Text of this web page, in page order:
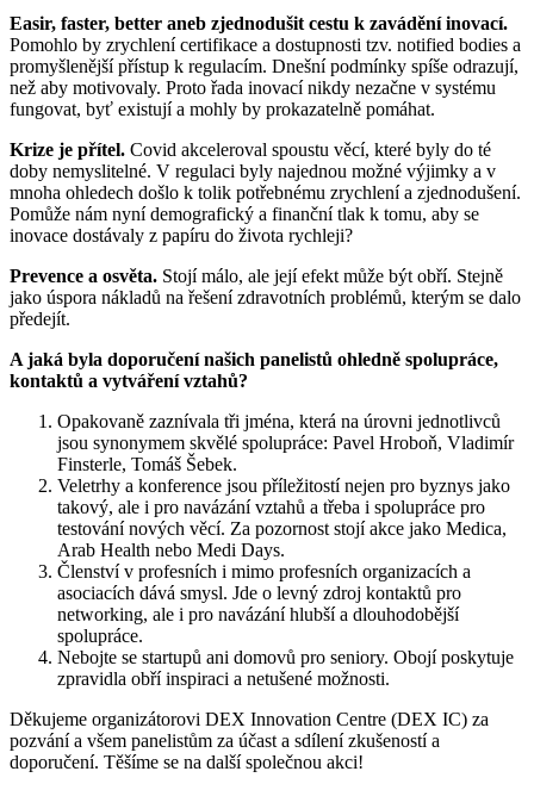
Easir, faster, better aneb zjednodušit cestu k zavádění inovací.
Pomohlo by zrychlení certifikace a dostupnosti tzv. notified bodies a
promyšlenější přístup k regulacím. Dnešní podmínky spíše odrazují,
než aby motivovaly. Proto řada inovací nikdy nezačne v systému
fungovat, byť existují a mohly by prokazatelně pomáhat.
Krize je přítel. Covid akceleroval spoustu věcí, které byly do té
doby nemyslitelné. V regulaci byly najednou možné výjimky a v
mnoha ohledech došlo k tolik potřebnému zrychlení a zjednodušení.
Pomůže nám nyní demografický a finanční tlak k tomu, aby se
inovace dostávaly z papíru do života rychleji?
Prevence a osvěta. Stojí málo, ale její efekt může být obří. Stejně
jako úspora nákladů na řešení zdravotních problémů, kterým se dalo
předejít.
A jaká byla doporučení našich panelistů ohledně spolupráce,
kontaktů a vytváření vztahů?
Opakovaně zaznívala tři jména, která na úrovni jednotlivců
jsou synonymem skvělé spolupráce: Pavel Hroboň, Vladimír
Finsterle, Tomáš Šebek.
Veletrhy a konference jsou příležitostí nejen pro byznys jako
takový, ale i pro navázání vztahů a třeba i spolupráce pro
testování nových věcí. Za pozornost stojí akce jako Medica,
Arab Health nebo Medi Days.
Členství v profesních i mimo profesních organizacích a
asociacích dává smysl. Jde o levný zdroj kontaktů pro
networking, ale i pro navázání hlubší a dlouhodobější
spolupráce.
Nebojte se startupů ani domovů pro seniory. Obojí poskytuje
zpravidla obří inspiraci a netušené možnosti.
Děkujeme organizátorovi DEX Innovation Centre (DEX IC) za
pozvání a všem panelistům za účast a sdílení zkušeností a
doporučení. Těšíme se na další společnou akci!